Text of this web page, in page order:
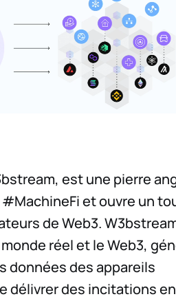
est une pierre
et ouvre un
de Web3.
réel et le Web3,
données des appareils
délivrer des incitations